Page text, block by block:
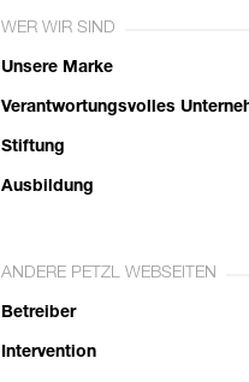
WER WIR SIND
Unsere Marke
Verantwortungsvolles
Stiftung
Ausbildung
ANDERE PETZL WEBSEITEN
Betreiber
Intervention